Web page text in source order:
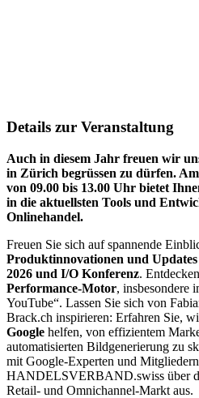
Details zur Veranstaltung
Auch in diesem Jahr freuen wir
in Zürich begrüssen zu dürfen.
von 09.00 bis 13.00 Uhr bietet
in die aktuellsten Tools und
Onlinehandel.
Freuen Sie sich auf spannende
Produktinnovationen und
2026 und I/O Konferenz.
Performance-Motor, insbesondere
YouTube“. Lassen Sie sich von
Brack.ch inspirieren: Erfahren Sie,
Google helfen, von effizientem
automatisierten Bildgenerierung zu
mit Google-Experten und
HANDELSVERBAND.swiss über
Retail- und Omnichannel-Markt aus.